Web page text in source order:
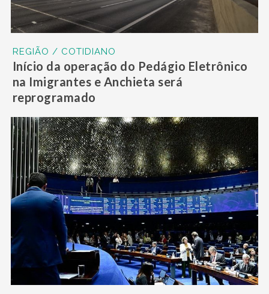
REGIÃO / COTIDIANO
Início da operação do Pedágio Eletrônico
na Imigrantes e Anchieta será
reprogramado